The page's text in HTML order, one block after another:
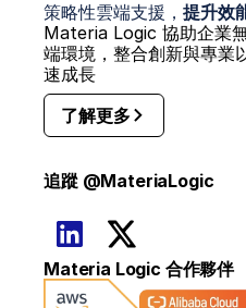
策略性雲端支援， 提升效
Materia Logic 協助企業
端環境，整合創新與專業
速成長
了解更多
追蹤 @MateriaLogic
Materia Logic 合作夥伴